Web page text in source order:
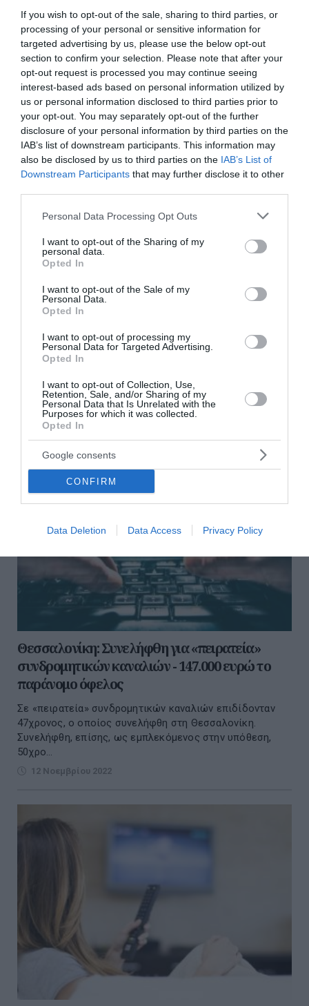
If you wish to opt-out of the sale, sharing to third parties, or
processing of your personal or sensitive information for
targeted advertising by us, please use the below opt-out
section to confirm your selection. Please note that after your
opt-out request is processed you may continue seeing
interest-based ads based on personal information utilized by
us or personal information disclosed to third parties prior to
your opt-out. You may separately opt-out of the further
disclosure of your personal information by third parties on the
IAB’s list of downstream participants. This information may
also be disclosed by us to third parties on the IAB’s List of
Downstream Participants that may further disclose it to other
Please note that this website/app uses one or more Google
not limited to your visit or usage behaviour. You may click to
grant or deny consent to Google and its third-party tags to
use your data for below specified purposes in below Google
consent section.
Personal Data Processing Opt Outs
I want to opt-out of the Sharing of my
personal data.
Opted In
I want to opt-out of the Sale of my
Personal Data.
Opted In
I want to opt-out of processing my
Personal Data for Targeted Advertising.
Opted In
I want to opt-out of Collection, Use,
Retention, Sale, and/or Sharing of my
Personal Data that Is Unrelated with the
Purposes for which it was collected.
Opted In
Google consents
CONFIRM
Data Deletion Data Access Privacy Policy
26 Απριλίου 2023
επέκριναν την Κυβέρνηση στους σεισμούς
(Video)
Στην Τουρκία πλέον θα επιβάλλονται πρόστιμα σε
κανάλια με προφανή στόχο να μην προβάλλεται
οποιαδήποτε κριτική στην Kυβέρνηση. Επίθεση στη μέση
23 Φεβρουαρίου 2023
Θεσσαλονίκη: Συνελήφθη για «πειρατεία»
συνδρομητικών καναλιών - 147.000 ευρώ το
παράνομο όφελος
Σε «πειρατεία» συνδρομητικών καναλιών επιδίδονταν
47χρονος, ο οποίος συνελήφθη στη Θεσσαλονίκη.
Συνελήφθη, επίσης, ως εμπλεκόμενος στην υπόθεση,
50χρο...
12 Νοεμβρίου 2022